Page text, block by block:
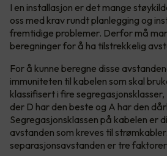
I en installasjon er det mange
oss med krav rundt planlegging og
fremtidige problemer. Derfor må
beregninger for å ha tilstrekkelig
For å kunne beregne disse
immuniteten til kabelen som skal
klassifisert i fire segregasjonsklasser,
der D har den beste og A har den
Segregasjonsklassen på kabelen er
avstanden som kreves til
separasjonsavstanden er tre